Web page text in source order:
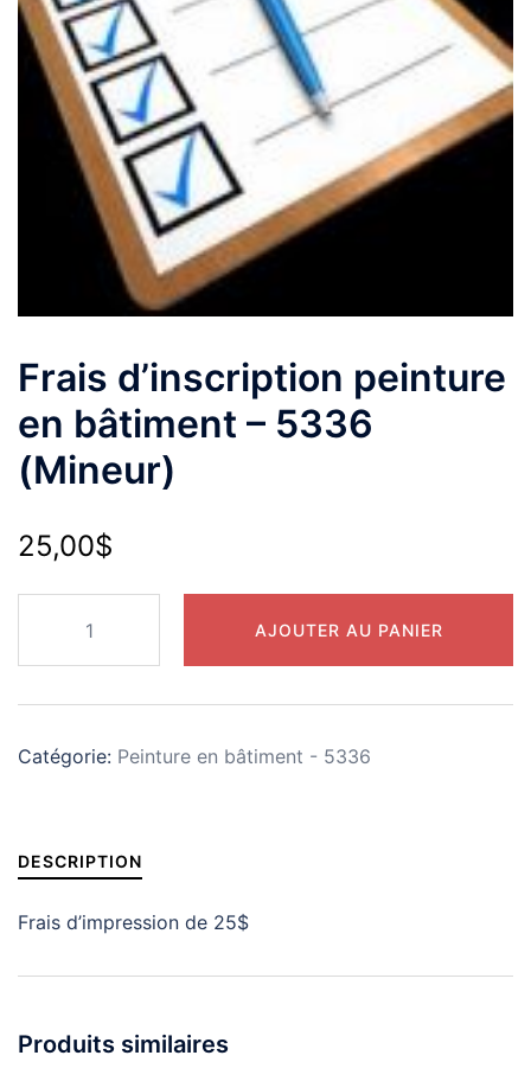
Frais d’inscription peinture
en bâtiment – 5336
(Mineur)
25,00$
Frais
d'inscription
en
5336
(Mineur)
AJOUTER AU PANIER
Catégorie: Peinture en bâtiment - 5336
DESCRIPTION
Frais d’impression de 25$
Produits similaires